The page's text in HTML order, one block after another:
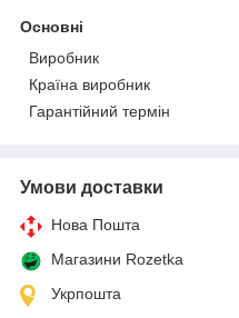
Основні
Виробник
Країна виробник
Гарантійний термін
Умови доставки
Нова Пошта
Магазини Rozetka
Укрпошта